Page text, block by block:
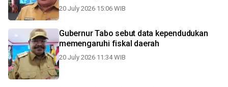
20 July 2026 15:06 WIB
Gubernur Tabo sebut data kependudukan
memengaruhi fiskal daerah
20 July 2026 11:34 WIB